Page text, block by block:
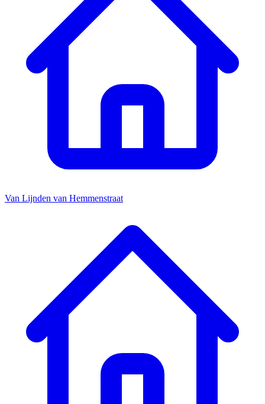
Van Lijnden van Hemmenstraat